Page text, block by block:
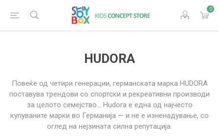
0
HUDORA
Повеќе од четири генерации, германската марка HUDORA
поставува трендови со спортски и рекреативни производи
за целото семејство… Hudora е една од најчесто
купуваните марки во Германија — и не е изненадување, со
оглед на нејзината силна репутација.